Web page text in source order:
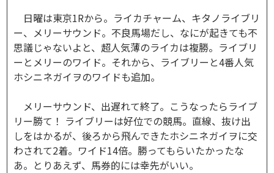
日曜は東京1Rから。ライカチャーム、キタノライブリ
ー、メリーサウンド。不良馬場だし、なにが起きても不
思議じゃないよと、超人気薄のライカは複勝。ライブリ
ーとメリーのワイド。それから、ライブリーと4番人気
ホシニネガイヲのワイドも追加。
メリーサウンド、出遅れて終了。こうなったらライブ
リー勝て！ ライブリーは好位での競馬。直線、抜け出
しをはかるが、後ろから飛んできたホシニネガイヲに交
わされて2着。ワイド14倍。勝ってもらいたかったな
あ。とりあえず、馬券的には幸先がいい。